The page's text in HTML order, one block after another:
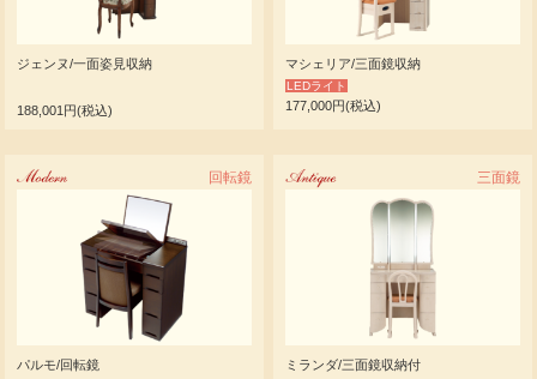
ジェンヌ/一面姿見収納
188,001円(税込)
マシェリア/三面鏡収納
LEDライト
177,000円(税込)
回転鏡
パルモ/回転鏡
三面鏡
ミランダ/三面鏡収納付